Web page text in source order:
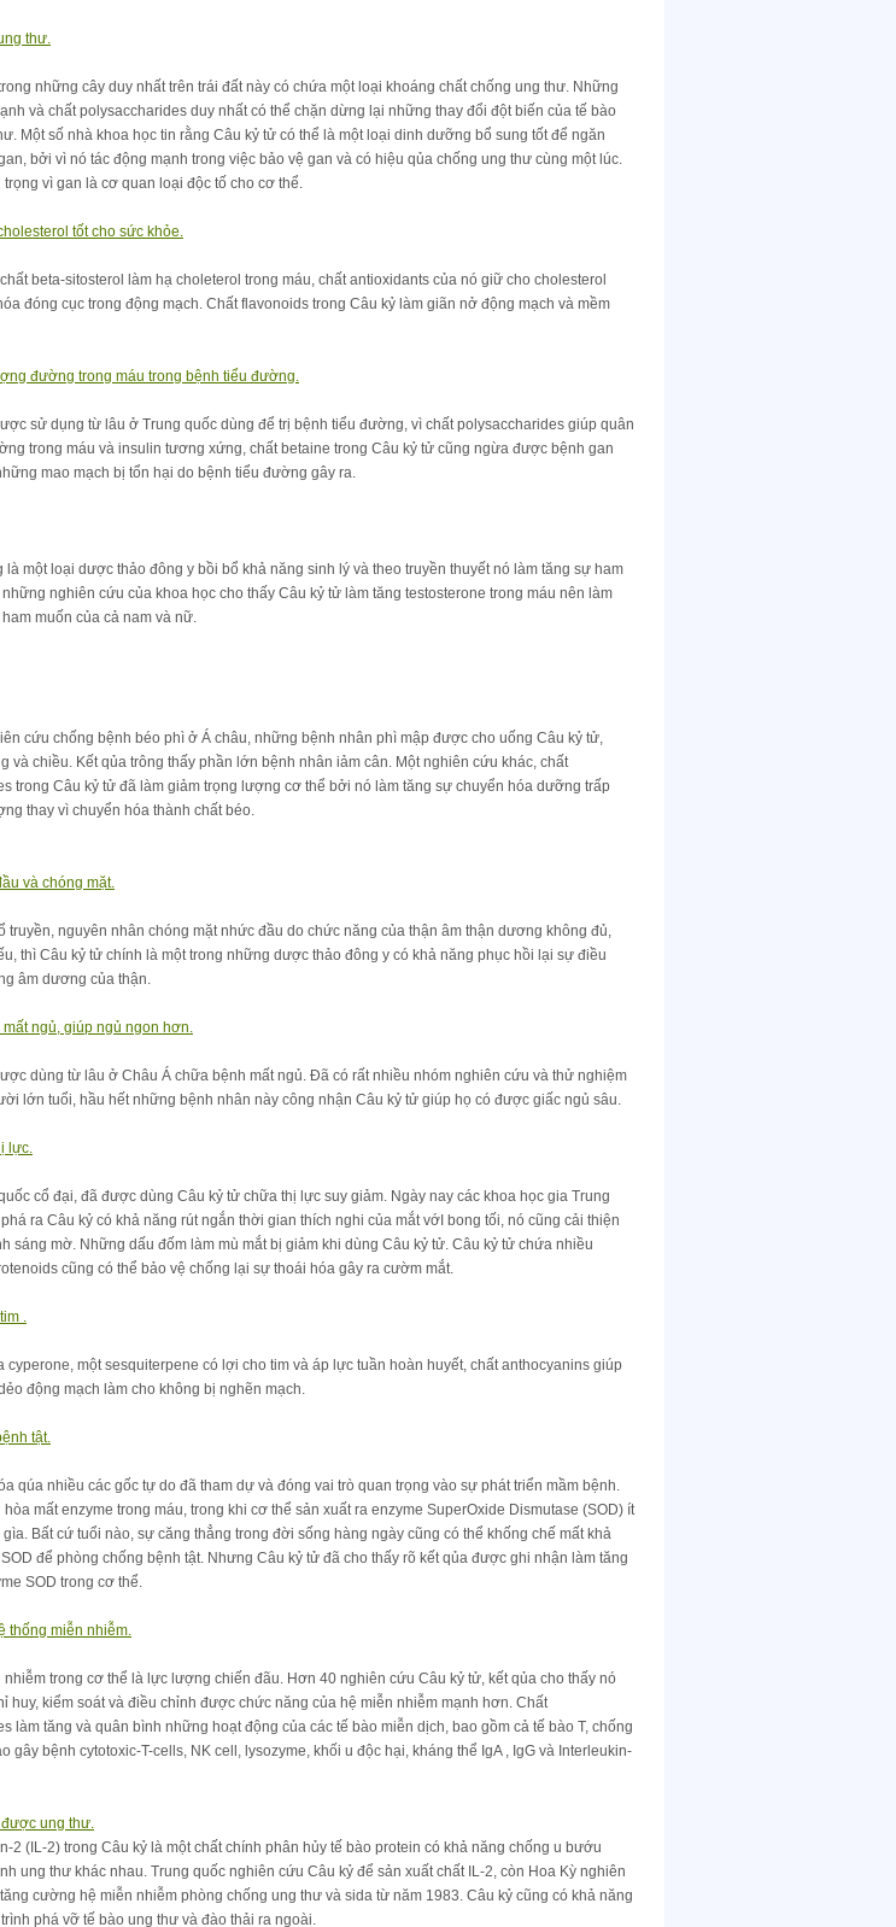
thư.
những cây duy nhất trên trái đất này có chứa một loại khoáng chất chống ung thư. Những
và chất polysaccharides duy nhất có thể chặn dừng lại những thay đổi đột biến của tế bào
Một số nhà khoa học tin rằng Câu kỷ tử có thể là một loại dinh dưỡng bổ sung tốt để ngăn
bởi vì nó tác động mạnh trong việc bảo vệ gan và có hiệu qủa chống ung thư cùng một lúc.
vì gan là cơ quan loại độc tố cho cơ thể.
tốt cho sức khỏe.
beta-sitosterol làm hạ choleterol trong máu, chất antioxidants của nó giữ cho cholesterol
đóng cục trong động mạch. Chất flavonoids trong Câu kỷ làm giãn nở động mạch và mềm
đường trong máu trong bệnh tiểu đường.
sử dụng từ lâu ở Trung quốc dùng để trị bệnh tiểu đường, vì chất polysaccharides giúp quân
trong máu và insulin tương xứng, chất betaine trong Câu kỷ tử cũng ngừa được bệnh gan
mao mạch bị tổn hại do bệnh tiểu đường gây ra.
là một loại dược thảo đông y bồi bổ khả năng sinh lý và theo truyền thuyết nó làm tăng sự ham
những nghiên cứu của khoa học cho thấy Câu kỷ tử làm tăng testosterone trong máu nên làm
muốn của cả nam và nữ.
cứu chống bệnh béo phì ở Á châu, những bệnh nhân phì mập được cho uống Câu kỷ tử,
và chiều. Kết qủa trông thấy phần lớn bệnh nhân iảm cân. Một nghiên cứu khác, chất
trong Câu kỷ tử đã làm giảm trọng lượng cơ thể bởi nó làm tăng sự chuyển hóa dưỡng trấp
thay vì chuyển hóa thành chất béo.
và chóng mặt.
truyền, nguyên nhân chóng mặt nhức đầu do chức năng của thận âm thận dương không đủ,
thì Câu kỷ tử chính là một trong những dược thảo đông y có khả năng phục hồi lại sự điều
âm dương của thận.
ngủ, giúp ngủ ngon hơn.
dùng từ lâu ở Châu Á chữa bệnh mất ngủ. Đã có rất nhiều nhóm nghiên cứu và thử nghiệm
lớn tuổi, hầu hết những bệnh nhân này công nhận Câu kỷ tử giúp họ có được giấc ngủ sâu.
lực.
cổ đại, đã được dùng Câu kỷ tử chữa thị lực suy giảm. Ngày nay các khoa học gia Trung
ra Câu kỷ có khả năng rút ngắn thời gian thích nghi của mắt vớI bong tối, nó cũng cải thiện
sáng mờ. Những dấu đốm làm mù mắt bị giảm khi dùng Câu kỷ tử. Câu kỷ tử chứa nhiều
cũng có thể bảo vệ chống lại sự thoái hóa gây ra cườm mắt.
.
cyperone, một sesquiterpene có lợi cho tim và áp lực tuần hoàn huyết, chất anthocyanins giúp
động mạch làm cho không bị nghẽn mạch.
tật.
qúa nhiều các gốc tự do đã tham dự và đóng vai trò quan trọng vào sự phát triển mầm bệnh.
hòa mất enzyme trong máu, trong khi cơ thể sản xuất ra enzyme SuperOxide Dismutase (SOD) ít
Bất cứ tuổi nào, sự căng thẳng trong đời sống hàng ngày cũng có thể khống chế mất khả
để phòng chống bệnh tật. Nhưng Câu kỷ tử đã cho thấy rõ kết qủa được ghi nhận làm tăng
SOD trong cơ thể.
thống miễn nhiễm.
nhiễm trong cơ thể là lực lượng chiến đãu. Hơn 40 nghiên cứu Câu kỷ tử, kết qủa cho thấy nó
huy, kiểm soát và điều chỉnh được chức năng của hệ miễn nhiễm mạnh hơn. Chất
làm tăng và quân bình những hoạt động của các tế bào miễn dịch, bao gồm cả tế bào T, chống
gây bệnh cytotoxic-T-cells, NK cell, lysozyme, khối u độc hại, kháng thể IgA , IgG và Interleukin-
ung thư.
2 (IL-2) trong Câu kỷ là một chất chính phân hủy tế bào protein có khả năng chống u bướu
ung thư khác nhau. Trung quốc nghiên cứu Câu kỷ để sản xuất chất IL-2, còn Hoa Kỳ nghiên
cường hệ miễn nhiễm phòng chống ung thư và sida từ năm 1983. Câu kỷ cũng có khả năng
phá vỡ tế bào ung thư và đào thải ra ngoài.